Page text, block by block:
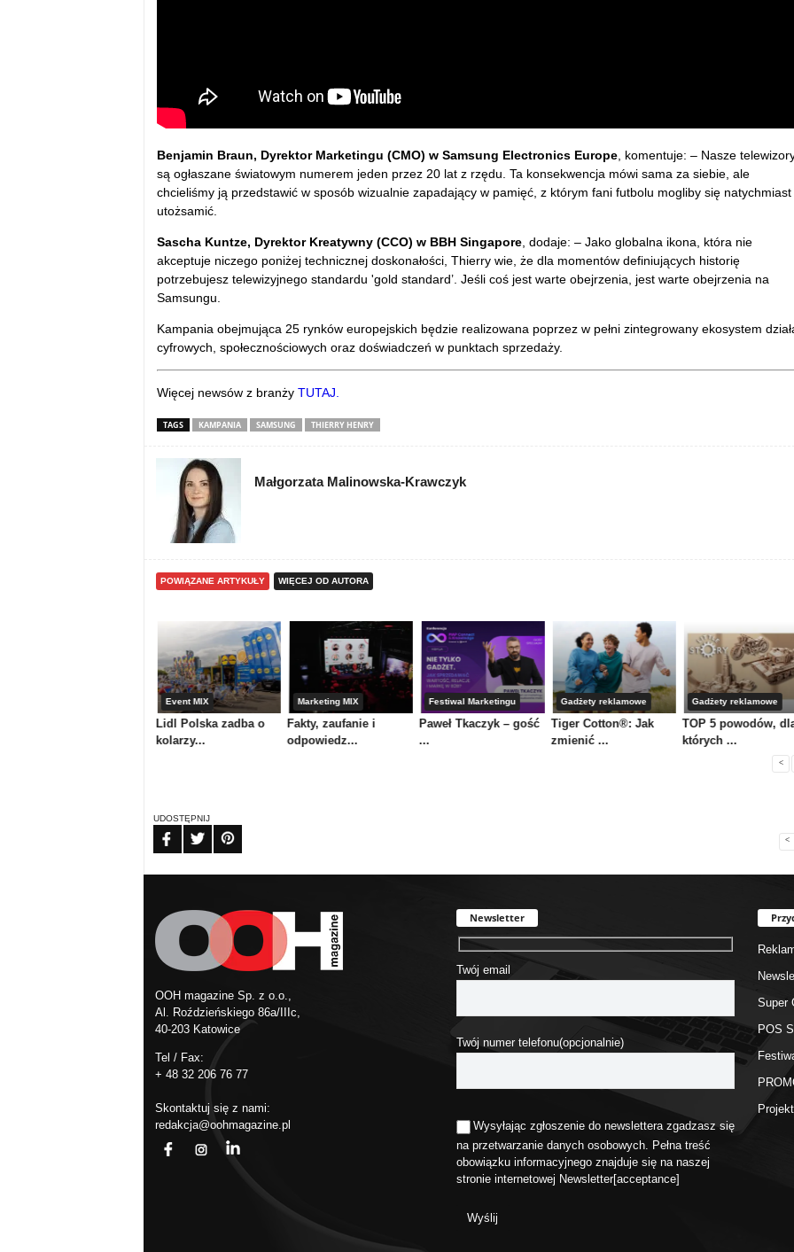
Benjamin Braun, Dyrektor Marketingu (CMO) w Samsung Electronics Europe, komentuje: – Nasze
są ogłaszane światowym numerem jeden przez 20 lat z rzędu. Ta konsekwencja mówi sama za siebie, ale
chcieliśmy ją przedstawić w sposób wizualnie zapadający w pamięć, z którym fani futbolu mogliby się natychmiast
utożsamić.
Sascha Kuntze, Dyrektor Kreatywny (CCO) w BBH Singapore, dodaje: – Jako globalna ikona, która nie
akceptuje niczego poniżej technicznej doskonałości, Thierry wie, że dla momentów definiujących historię
potrzebujesz telewizyjnego standardu 'gold standard’. Jeśli coś jest warte obejrzenia, jest warte obejrzenia na
Samsungu.
Kampania obejmująca 25 rynków europejskich będzie realizowana poprzez w pełni zintegrowany ekosystem
cyfrowych, społecznościowych oraz doświadczeń w punktach sprzedaży.
Więcej newsów z branży TUTAJ.
TAGS KAMPANIA SAMSUNG THIERRY HENRY
Małgorzata Malinowska-Krawczyk
POWIĄZANE ARTYKUŁY WIĘCEJ OD AUTORA
Event MIX
Lidl Polska zadba o
kolarzy...
Marketing MIX
Fakty, zaufanie i
odpowiedz...
Festiwal Marketingu
Paweł Tkaczyk – gość
...
Gadżety reklamowe
Tiger Cotton®: Jak
zmienić ...
Gadżety reklamowe
TOP 5 powodów,
których ...
<
UDOSTĘPNIJ
<
OOH magazine Sp. z o.o.,
Al. Roździeńskiego 86a/IIIc,
40-203 Katowice
Tel / Fax:
+ 48 32 206 76 77
Skontaktuj się z nami:
redakcja@oohmagazine.pl
Newsletter
Twój email
Twój numer telefonu(opcjonalnie)
Wysyłając zgłoszenie do newslettera zgadzasz się
na przetwarzanie danych osobowych. Pełna treść
obowiązku informacyjnego znajduje się na naszej
stronie internetowej Newsletter[acceptance]
Super
POS